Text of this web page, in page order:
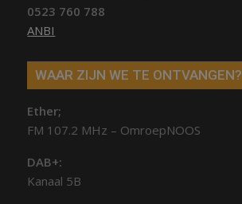
0523 760 788
ANBI
WAAR ZIJN WE TE ONTVANGEN?
Ether;
FM 107.2 MHz – OmroepNOOS
DAB+:
Kanaal 5B